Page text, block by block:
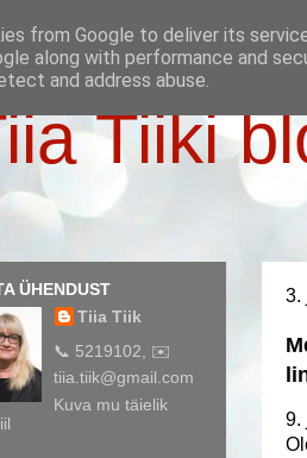
Tiiki
3.
9.
ÜHENDUST
Tiia Tiik
📞 5219102, ✉️
tiia.tiik@gmail.com
Kuva mu täielik
from Google to deliver its
along with performance and
and address abuse.